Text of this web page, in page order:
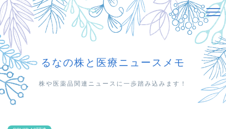
るなの株と医療ニュースメモ
株や医薬品関連ニュースに一歩踏み込みます！